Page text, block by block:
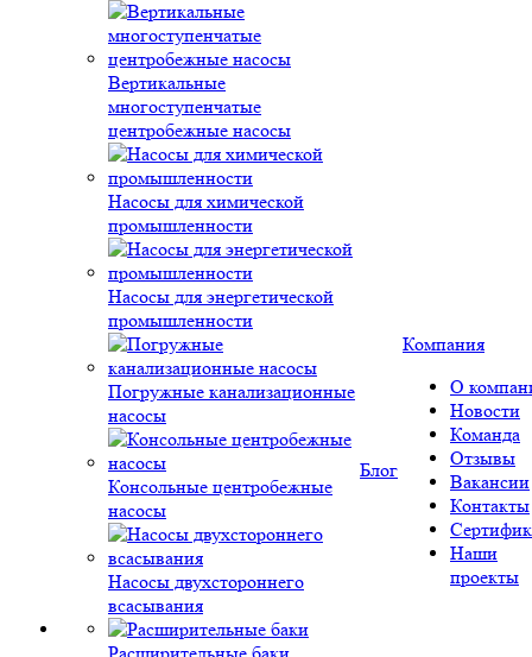
Вертикальные
многоступенчатые
центробежные насосы
Насосы для химической
промышленности
Насосы для энергетической
промышленности
Погружные канализационные
насосы
Консольные центробежные
насосы
Насосы двухстороннего
всасывания
Блог
Компания
О
Новости
Команда
Отзывы
Вакансии
Контакты
Наши
проекты